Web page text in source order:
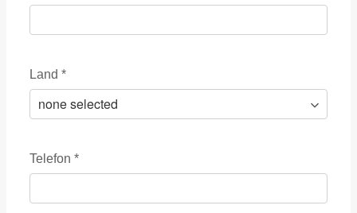
Land *
Telefon *